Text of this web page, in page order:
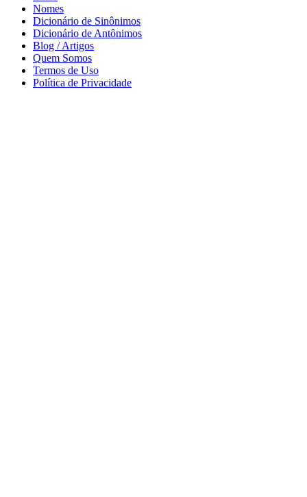
Nomes
Dicionário de Sinônimos
Dicionário de Antônimos
Blog / Artigos
Quem Somos
Termos de Uso
Política de Privacidade